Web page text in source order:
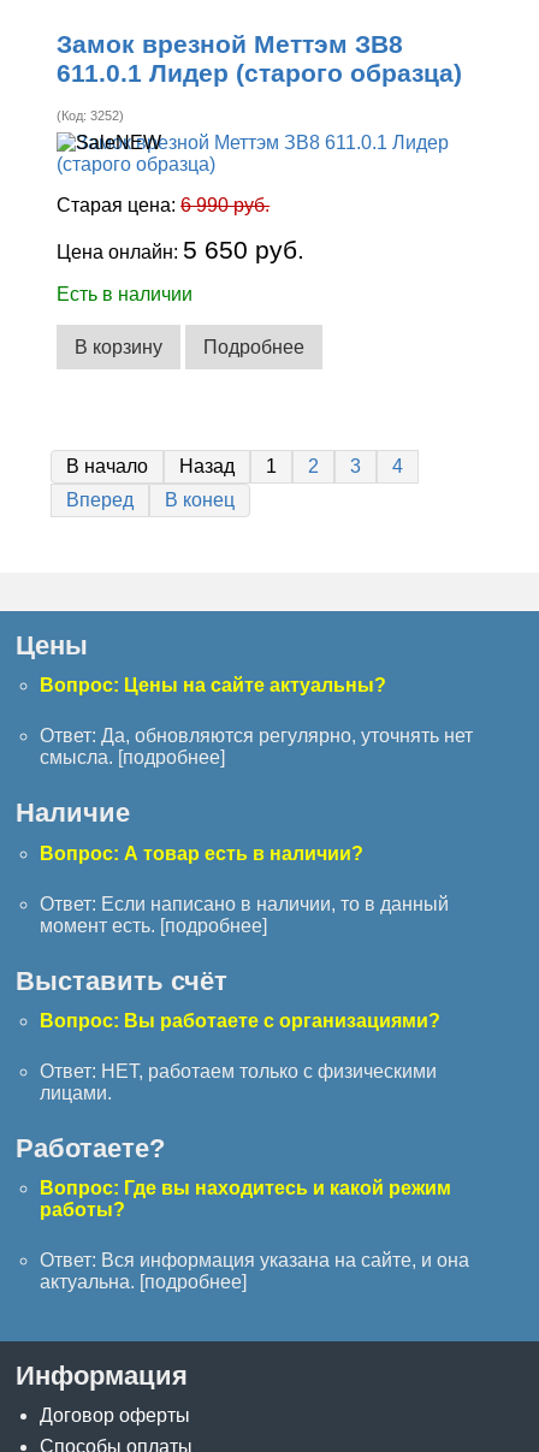
Замок врезной Меттэм ЗВ8
611.0.1 Лидер (старого образца)
(Код:3252)
Старая цена:6 990 руб.
Цена онлайн: 5 650 руб.
Есть в наличии
В корзину Подробнее
В начало Назад 1 2 3
4
Вперед
В конец
Цены
Вопрос: Цены на сайте актуальны?
Ответ: Да, обновляются регулярно, уточнять нет
смысла. [подробнее]
Наличие
Вопрос: А товар есть в наличии?
Ответ: Если написано в наличии, то в данный
момент есть. [подробнее]
Выставить счёт
Вопрос: Вы работаете с организациями?
Ответ: НЕТ, работаем только с физическими
лицами.
Работаете?
Вопрос: Где вы находитесь и какой режим
работы?
Ответ: Вся информация указана на сайте, и она
актуальна. [подробнее]
Информация
Договор оферты
Способы оплаты